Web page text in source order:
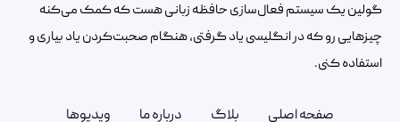
گولین یک سیستم فعال‌سازی حافظه زبانی هست که کمک می‌کنه
چیزهایی رو که در انگلیسی یاد گرفتی، هنگام صحبت‌کردن یاد بیاری و
استفاده کنی.
صفحه اصلی بلاگ درباره ما ویدیوها